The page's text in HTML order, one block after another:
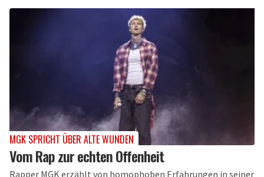
MGK SPRICHT ÜBER ALTE WUNDEN
Vom Rap zur echten Offenheit
Rapper MGK erzählt von homophoben Erfahrungen in seiner